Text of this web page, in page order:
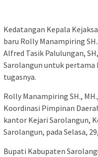
Kedatangan Kepala
baru Rolly Manampiring
Alfred Tasik Palulungan,
Sarolangun untuk pertama
tugasnya.
Rolly Manampiring SH.,
Koordinasi Pimpinan
kantor Kejari Sarolangun,
Sarolangun, pada Selasa,
Bupati Kabupaten